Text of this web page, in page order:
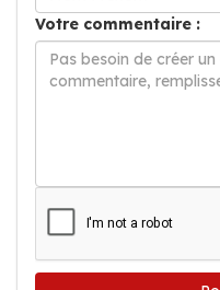
Votre commentaire :